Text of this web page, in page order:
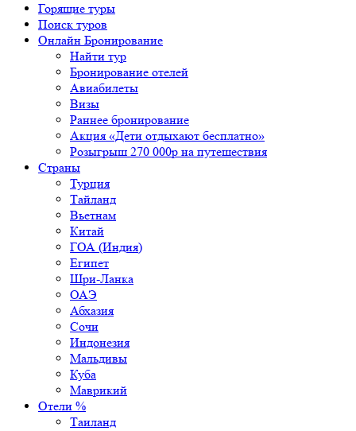
Горящие туры
Поиск туров
Онлайн Бронирование
Найти тур
Бронирование отелей
Авиабилеты
Визы
Раннее бронирование
Акция «Дети отдыхают бесплатно»
Розыгрыш 270 000р на путешествия
Страны
Турция
Тайланд
Вьетнам
Китай
ГОА (Индия)
Египет
Шри-Ланка
ОАЭ
Абхазия
Сочи
Индонезия
Мальдивы
Куба
Маврикий
Отели %
Таиланд